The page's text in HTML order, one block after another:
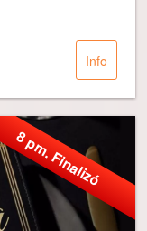
Info
8 pm. Finalizó